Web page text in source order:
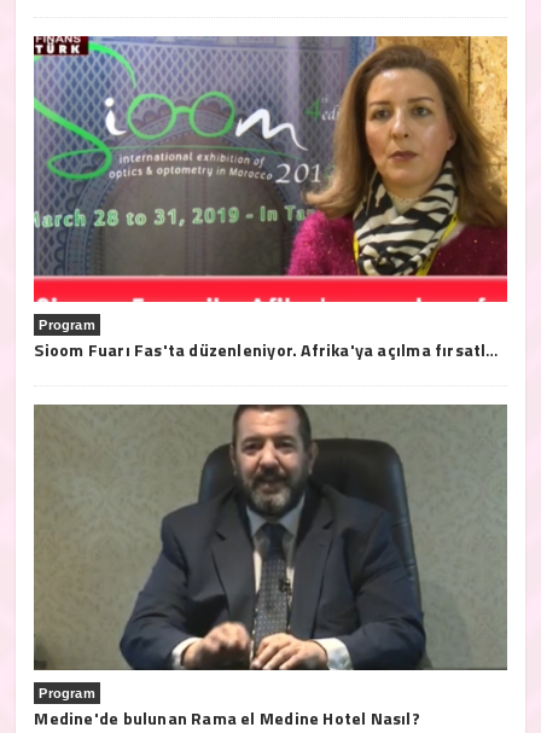
Program
Sioom Fuarı Fas'ta düzenleniyor. Afrika'ya açılma fırsatları bu fuarda..28/31 2019 Mart tarihleri arasında Tanja'da
Program
Medine'de bulunan Rama el Medine Hotel Nasıl?